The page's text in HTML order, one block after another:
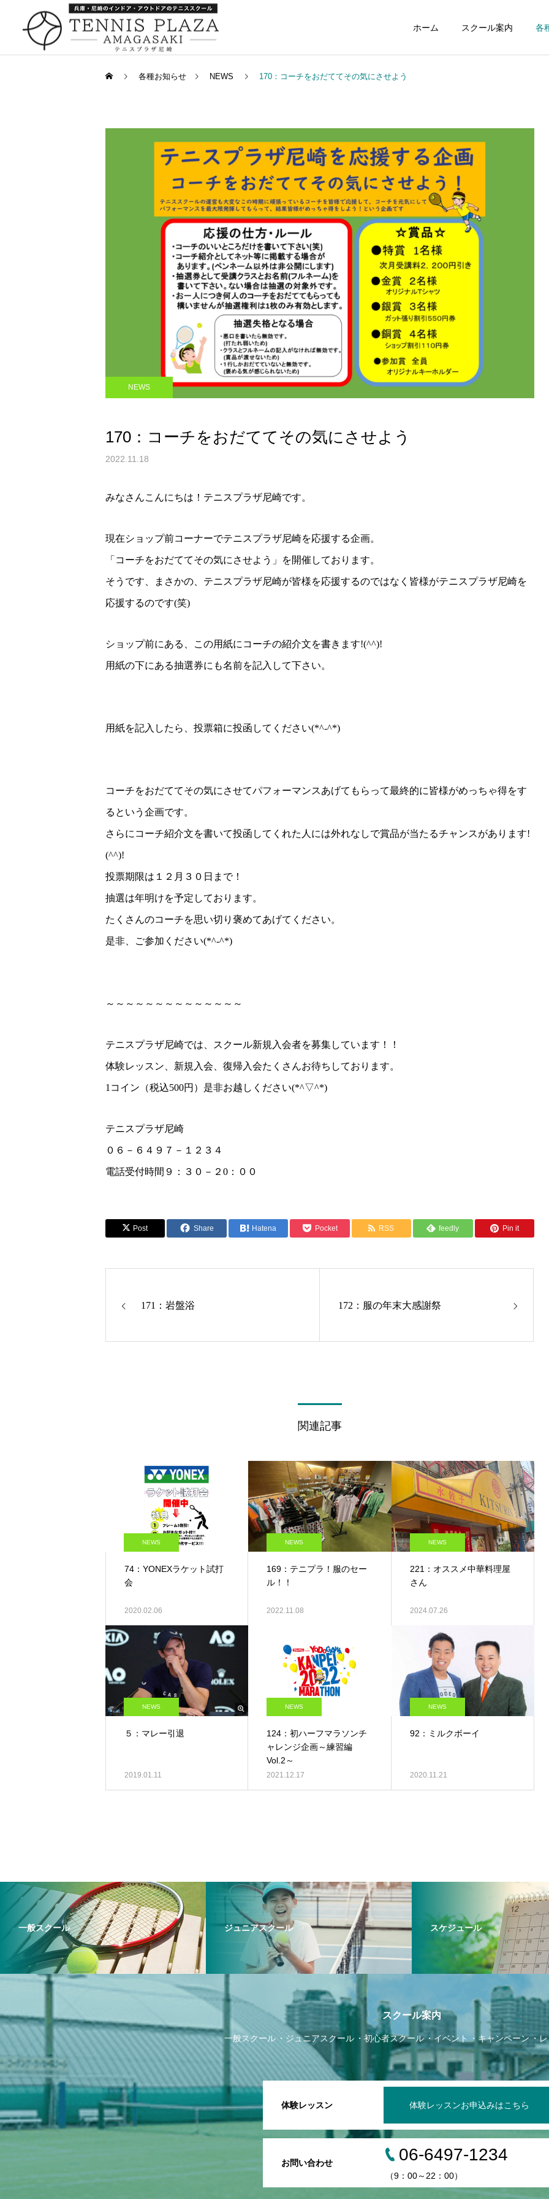
ホーム スクール案内 各
一般スクール ジュニアスクール
キャンペーン レンタルコート
キャンペーン
259：箕面でナポレオンパ
NEWS
258：最高の居酒屋さんス
タンドツマミグイ
NEWS
257：「ゾーン」を知らず
に攻撃していませんか？
各種お知らせ NEWS 170：コーチをおだててその気にさせよう
NEWS
170：コーチをおだててその気にさせよう
2022.11.18
みなさんこんにちは！テニスプラザ尼崎です。
現在ショップ前コーナーでテニスプラザ尼崎を応援する企画。
「コーチをおだててその気にさせよう」を開催しております。
そうです、まさかの、テニスプラザ尼崎が皆様を応援するのではなく皆様がテニスプラザ尼崎を
応援するのです(笑)
ショップ前にある、この用紙にコーチの紹介文を書きます!(^^)!
用紙の下にある抽選券にも名前を記入して下さい。
用紙を記入したら、投票箱に投函してください(*^-^*)
コーチをおだててその気にさせてパフォーマンスあげてもらって最終的に皆様がめっちゃ得をす
るという企画です。
さらにコーチ紹介文を書いて投函してくれた人には外れなしで賞品が当たるチャンスがあります!
(^^)!
投票期限は１２月３０日まで！
抽選は年明けを予定しております。
たくさんのコーチを思い切り褒めてあげてください。
是非、ご参加ください(*^-^*)
～～～～～～～～～～～～～～
テニスプラザ尼崎では、スクール新規入会者を募集しています！！
体験レッスン、新規入会、復帰入会たくさんお待ちしております。
1コイン（税込500円）是非お越しください(*^▽^*)
テニスプラザ尼崎
０６－６４９７－１２３４
電話受付時間９：３０－２0：００
Post Share Hatena Pocket RSS feedly Pin it
171：岩盤浴 172：服の年末大感謝祭
関連記事
NEWS
74：YONEXラケット試打
会
2020.02.06
NEWS
169：テニプラ！服のセー
ル！！
2022.11.08
NEWS
221：オススメ中華料理屋
さん
2024.07.26
NEWS
５：マレー引退
2019.01.11
NEWS
124：初ハーフマラソンチ
ャレンジ企画～練習編
Vol.2～
2021.12.17
NEWS
92：ミルクボーイ
2020.11.21
一般スクール ジュニアスクール スケジュール
スクール案内
一般スクール ジュニアスクール 初心者スクール イベント キャンペーン
体験レッスン 体験レッスンお申込みはこちら
お問い合わせ 06-6497-1234
（9：00～22：00）